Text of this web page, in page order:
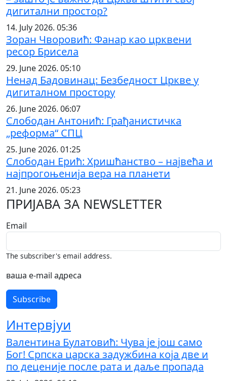
дигитални простор?
14. July 2026. 05:36
Зоран Чворовић: Фанар као црквени
ресор Брисела
29. June 2026. 05:10
Ненад Бадовинац: Безбедност Цркве у
дигиталном простору
26. June 2026. 06:07
Слободан Антонић: Грађанистичка
„реформа“ СПЦ
25. June 2026. 01:25
Слободан Ерић: Хришћанство – највећа и
најпрогоњенија вера на планети
21. June 2026. 05:23
ПРИЈАВА ЗА NEWSLETTER
Email
The subscriber's email address.
ваша е-mail адреса
Интервјуи
Валентина Булатовић: Чува је још само
Бог! Српска царска задужбина која две и
по деценије после рата и даље пропада